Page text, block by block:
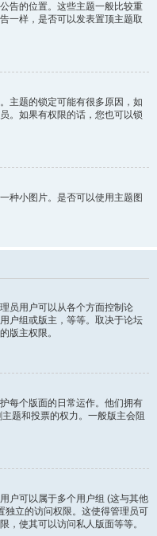
告的位置。这些主题一般比较重
一样，是否可以发表置顶主题取
主题的锁定可能有很多原因，如
。如果有权限的话，您也可以锁
种小图片。是否可以使用主题图
员用户可以从各个方面控制论
户组或版主，等等。取决于论坛
版主权限。
每个版面的日常运作。他们拥有
题和投票的权力。一般版主会阻
户可以属于多个用户组 (这与其他
独立的访问权限。这使得管理员可
，使其可以访问私人版面等等。